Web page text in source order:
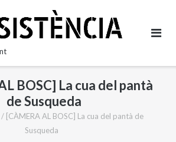
BOSC] La cua del pantà
de Susqueda
/ [CÀMERA AL BOSC] La cua del pantà de
Susqueda